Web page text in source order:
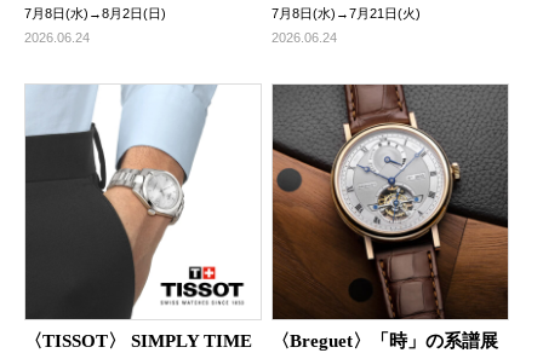
7月8日(水)→8月2日(日)
2026.06.24
7月8日(水)→7月21日(火)
2026.06.24
〈TISSOT〉 SIMPLY TIME
〈Breguet〉「時」の系譜展